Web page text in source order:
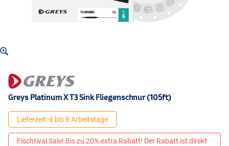
Greys Platinum X T3 Sink Fliegenschnur (105ft)
Lieferzeit: 6 bis 8 Arbeitstage
Fischtival Sale! Bis zu 20% extra Rabatt! Der Rabatt ist direkt